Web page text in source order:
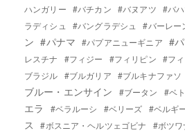
ハンガリー #バチカン #バヌアツ #バ
ラディシュ
#バングラデシュ #バーレー
ン #パナマ #パプアニューギニア #
レスチナ
#フィジー #フィリピン #フ
ブラジル #ブルガリア #ブルキナファソ
ブルー・エンサイン
#ブータン #ベ
エラ
#ベラルーシ #ベリーズ #ベルギ
ス
#ボスニア・ヘルツェゴビナ #ボツワ